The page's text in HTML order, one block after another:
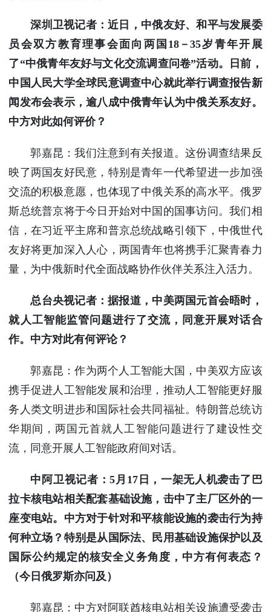
深圳卫视记者：近日，中俄友好、和平与发展委
员会双方教育理事会面向两国18－35岁青年开展
了“中俄青年友好与文化交流调查问卷”活动。日前，
中国人民大学全球民意调查中心就此举行调查报告新
闻发布会表示，逾八成中俄青年认为中俄关系友好。
中方对此如何评价？
郭嘉昆：我们注意到有关报道。这份调查结果反
映了两国友好民意，特别是青年一代希望进一步加强
交流的积极意愿，也体现了中俄关系的高水平。俄罗
斯总统普京将于今日开始对中国的国事访问。我们相
信，在习近平主席和普京总统战略引领下，中俄世代
友好将更加深入人心，两国青年也将携手汇聚青春力
量，为中俄新时代全面战略协作伙伴关系注入活力。
总台央视记者：据报道，中美两国元首会晤时，
就人工智能监管问题进行了交流，同意开展对话合
作。中方对此有何评论？
郭嘉昆：作为两个人工智能大国，中美双方应该
携手促进人工智能发展和治理，推动人工智能更好服
务人类文明进步和国际社会共同福祉。特朗普总统访
华期间，两国元首就人工智能问题进行了建设性交
流，同意开展人工智能政府间对话。
中阿卫视记者：5月17日，一架无人机袭击了巴
拉卡核电站相关配套基础设施，击中了主厂区外的一
座变电站。中方对于针对和平核能设施的袭击行为持
何种立场？特别是从国际法、民用基础设施保护以及
国际公约规定的核安全义务角度，中方有何表态？
（今日俄罗斯亦问及）
郭嘉昆：中方对阿联酋核电站相关设施遭受袭击